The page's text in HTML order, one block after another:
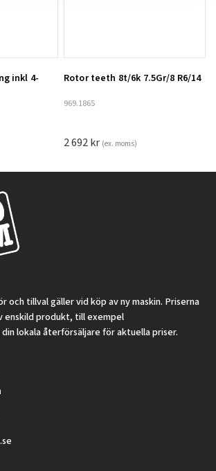
Lägg till i varukorg
inkl 4-
Rotor teeth 8t/6k 7.5Gr/8 R6/14
969.1865
2 692kr (ex. moms)
och tillval gäller vid köp av ny maskin. Priserna
enskild produkt, till exempel
lokala återförsäljare för aktuella priser.